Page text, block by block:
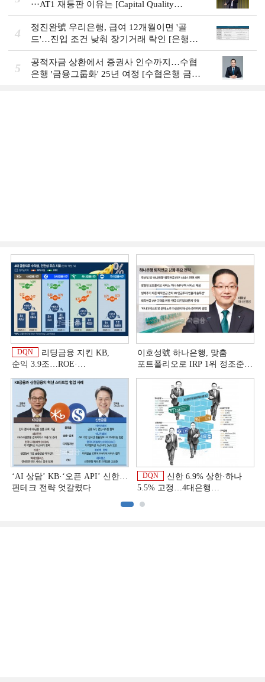
···AT1 재등판 이유는 [Capital Quality
Review]]
4
정진완號 우리은행, 급여 12개월이면 '골
드'…진입 조건 낮춰 장기거래 락인 [은행권
머니무브 대응 전략]
5
공적자금 상환에서 증권사 인수까지…수협
은행 '금융그룹화' 25년 여정 [수협은행 금융
DQN
리딩금융 지킨 KB,
순익 3.9조…ROE·
상반기 금융 리그테이블]
이호성號 하나은행, 맞춤
포트폴리오로 IRP 1위 정조준
‘AI 상담’ KB·‘오픈 API’ 신한…
핀테크 전략 엇갈렸다
DQN
신한 6.9% 상한·하나
5.5% 고정…4대은행